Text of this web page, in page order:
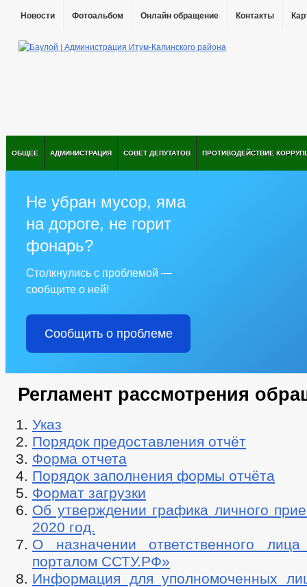
Новости Фотоальбом Онлайн обращение Контакты
ОБЩЕЕ АДМИНИСТРАЦИЯ СОВЕТ ДЕПУТАТОВ ПРОТИВОДЕЙСТВИЕ
Не убран мусор, яма
на дороге, не горит
фонарь?
Столкнулись с проблемой —
сообщите о ней!
Сообщить о проблеме
Регламент рассмотрения
Указ
Порядок предоставления отчёт
Форма отчета
Порядок заполнения формы отчёта
Формат загрузки
Об утверждении графика личного
2020 год.
О назначении ответственного
порталом ССТУ.РФ»
Информация для уполномоченных